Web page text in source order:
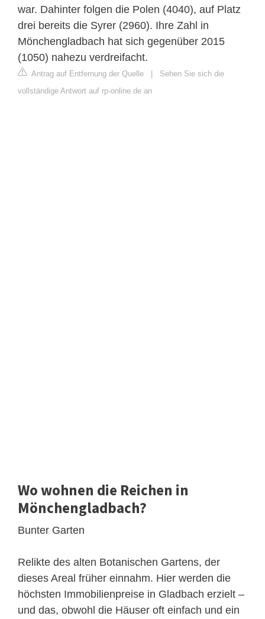
war. Dahinter folgen die Polen (4040), auf Platz
drei bereits die Syrer (2960). Ihre Zahl in
Mönchengladbach hat sich gegenüber 2015
(1050) nahezu verdreifacht.
Antrag auf Entfernung der Quelle | Sehen Sie sich die
vollständige Antwort auf rp-online.de an
Wo wohnen die Reichen in
Mönchengladbach?
Bunter Garten
Relikte des alten Botanischen Gartens, der
dieses Areal früher einnahm. Hier werden die
höchsten Immobilienpreise in Gladbach erzielt –
und das, obwohl die Häuser oft einfach und ein